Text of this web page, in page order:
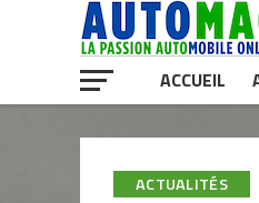
ACCUEIL
ACTUALITÉS